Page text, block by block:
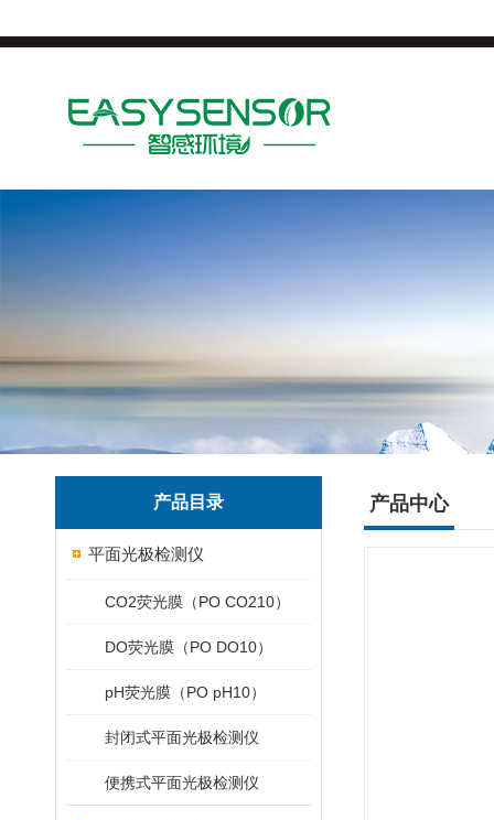
产品目录
平面光极检测仪
CO2荧光膜（PO CO210）
DO荧光膜（PO DO10）
pH荧光膜（PO pH10）
封闭式平面光极检测仪
便携式平面光极检测仪
产品中心